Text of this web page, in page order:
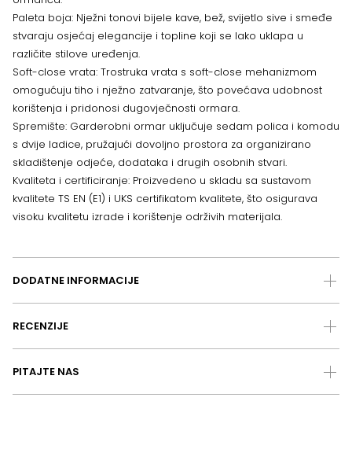
Paleta boja: Nježni tonovi bijele kave, bež, svijetlo sive i smeđe
stvaraju osjećaj elegancije i topline koji se lako uklapa u
različite stilove uređenja.
Soft-close vrata: Trostruka vrata s soft-close mehanizmom
omogućuju tiho i nježno zatvaranje, što povećava udobnost
korištenja i pridonosi dugovječnosti ormara.
Spremište: Garderobni ormar uključuje sedam polica i komodu
s dvije ladice, pružajući dovoljno prostora za organizirano
skladištenje odjeće, dodataka i drugih osobnih stvari.
Kvaliteta i certificiranje: Proizvedeno u skladu sa sustavom
kvalitete TS EN (E1) i UKS certifikatom kvalitete, što osigurava
visoku kvalitetu izrade i korištenje održivih materijala.
DODATNE INFORMACIJE
RECENZIJE
PITAJTE NAS